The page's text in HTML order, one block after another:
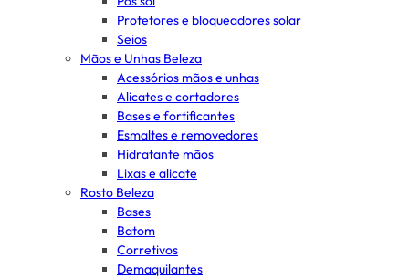
Protetores e bloqueadores solar
Seios
Mãos e Unhas Beleza
Acessórios mãos e unhas
Alicates e cortadores
Bases e fortificantes
Esmaltes e removedores
Hidratante mãos
Lixas e alicate
Rosto Beleza
Bases
Batom
Corretivos
Demaquilantes